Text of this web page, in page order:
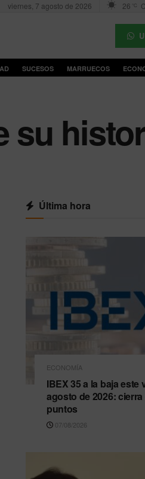
viernes, 7 agosto de 2026 26 °C
SUCESOS MARRUECOS
su
Última hora
ECONOMÍA
IBEX 35 a la baja este
agosto de 2026: cierra
puntos
07/08/2026